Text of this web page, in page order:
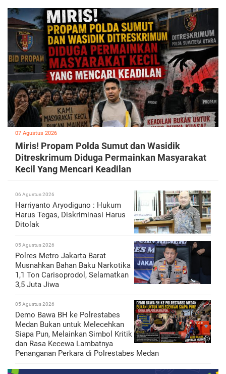
07 Agustus 2026
Miris! Propam Polda Sumut dan Wasidik
Ditreskrimum Diduga Permainkan Masyarakat
Kecil Yang Mencari Keadilan
06 Agustus 2026
Harriyanto Aryodiguno : Hukum
Harus Tegas, Diskriminasi Harus
Ditolak
05 Agustus 2026
Polres Metro Jakarta Barat
Musnahkan Bahan Baku Narkotika
1,1 Ton Carisoprodol, Selamatkan
3,5 Juta Jiwa
05 Agustus 2026
Demo Bawa BH ke Polrestabes
Medan Bukan untuk Melecehkan
Siapa Pun, Melainkan Simbol Kritik
dan Rasa Kecewa Lambatnya
Penanganan Perkara di Polrestabes Medan